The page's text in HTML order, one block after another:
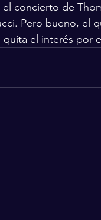
concierto de
Pero bueno, el
quita el interés por